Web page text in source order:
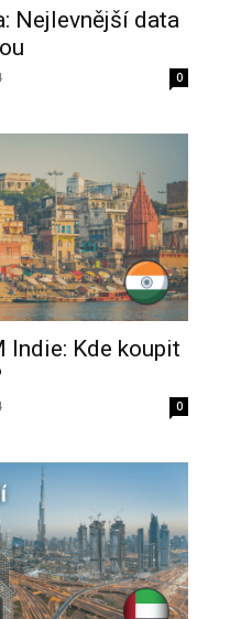
Nejlevnější data
0
Indie: Kde koupit
0